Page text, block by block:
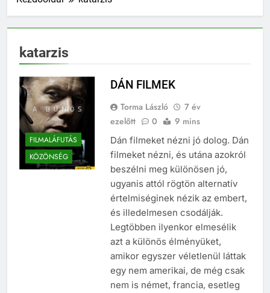
katarzis
FILMALÁFUTÁS
KÖZÖNSÉG
DÁN FILMEK
Torma László
7 év
ezelőtt
0 9 mins
Dán filmeket nézni jó dolog. Dán
filmeket nézni, és utána azokról
beszélni meg különösen jó,
ugyanis attól rögtön alternatív
értelmiséginek nézik az embert,
és illedelmesen csodálják.
Legtöbben ilyenkor elmesélik
azt a különös élményüket,
amikor egyszer véletlenül láttak
egy nem amerikai, de még csak
nem is német, francia, esetleg